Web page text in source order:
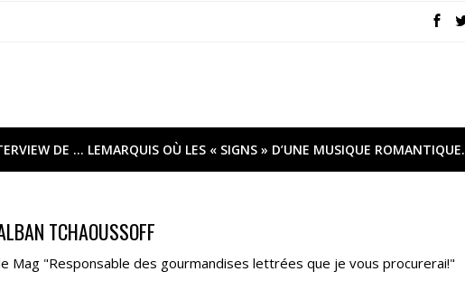
DE … LEMARQUIS OÙ LES « SIGNS » D’UNE MUSIQUE ROMANTIQUE.
TCHAOUSSOFF
Mag "Responsable des gourmandises lettrées que je vous procurerai!"